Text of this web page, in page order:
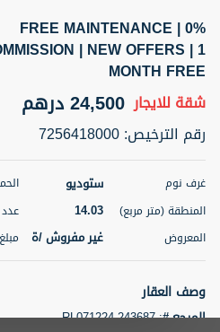
TOWER UNIT 2701 ON RENT
شقةللإيجار 95,000 درهم
3
سرير
1
المعروض
مفروش/ ة
EQBALBHAI KHANBHAI
EQBALBHAI SIRAJUDDIN
5 أشهر +
FREE MAINTENANCE | 0%
| NEW OFFERS | 1
MONTH FREE
شقة للايجار 24,500 درهم
رقم الترخيص:
7256418000
غرف نوم ستوديو
المنطقة (متر مربع) 14.03
المعروض غير مفروش /ة
وصف العقار
المرجع #:
RL071224-243687
تصفية